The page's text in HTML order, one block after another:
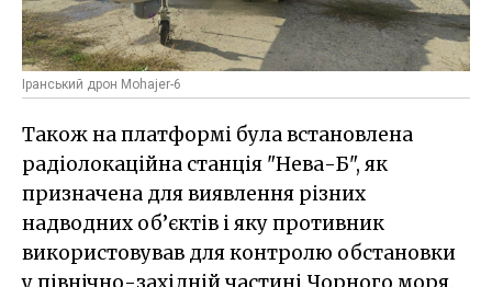
Іранський дрон Mohajer-6
Також на платформі була встановлена
радіолокаційна станція "Нева-Б", як
призначена для виявлення різних
надводних об’єктів і яку противник
використовував для контролю обстановки